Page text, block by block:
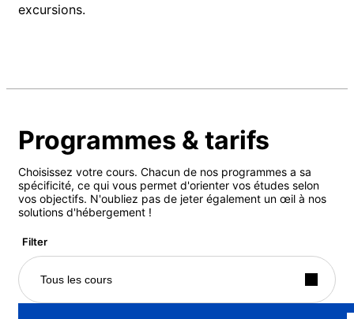
excursions.
Programmes & tarifs
Choisissez votre cours. Chacun de nos programmes a sa
spécificité, ce qui vous permet d'orienter vos études selon
vos objectifs. N'oubliez pas de jeter également un œil à nos
solutions d'hébergement !
Filter
Tous les cours